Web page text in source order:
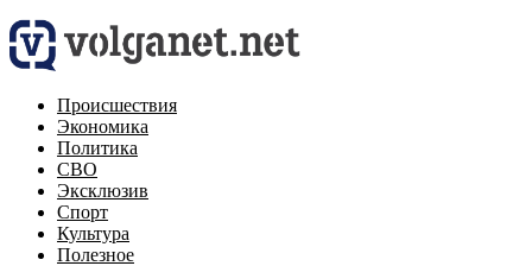
Происшествия
Экономика
Политика
СВО
Эксклюзив
Спорт
Культура
Полезное